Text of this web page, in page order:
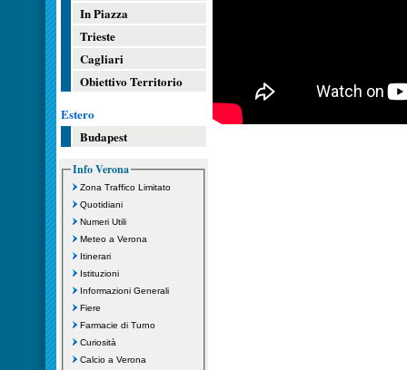
In Piazza
Trieste
Cagliari
Obiettivo Territorio
Estero
Budapest
Info Verona
Zona Traffico Limitato
Quotidiani
Numeri Utili
Meteo a Verona
Itinerari
Istituzioni
Informazioni Generali
Fiere
Farmacie di Turno
Curiosità
Calcio a Verona